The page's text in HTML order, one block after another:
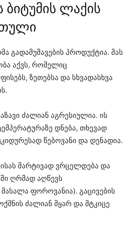
ლაქის
გადამუშავების პროდუქტია. მას
აქვს, რომელიც
ზეთებსა და სხვადასხვა
ძალიან აგრესიულია. ის
დნება, თხევად
წებოვანი და დენადია.
მარტივად ვრცელდება და
ღრმად აღწევს
ფოროვანია). გაცივების
ძალიან მყარ და მტკიცე